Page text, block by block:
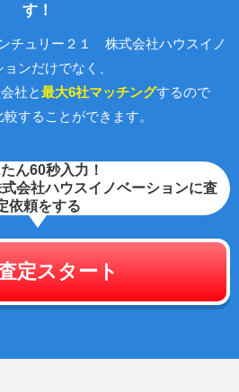
す！
チュリー２１ 株式会社ハウスイノ
ンだけでなく、
社と最大6社マッチングするので
することができます。
ん60秒入力！
会社ハウスイノベーションに査
依頼をする
定スタート